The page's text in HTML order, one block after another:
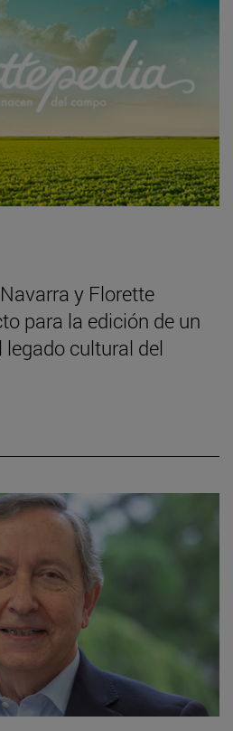
y Florette
para la edición de un
legado cultural del